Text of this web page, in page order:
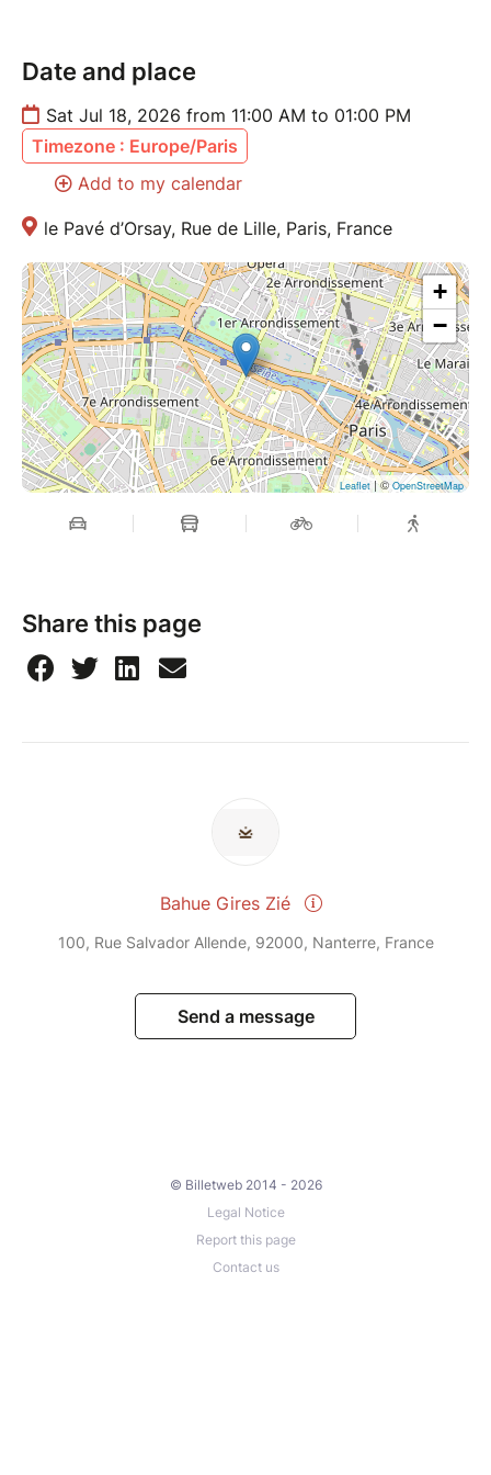
????️ Repars avec ta propre œuvre, créée de tes
mains.
À très vite
Date and place
Sat Jul 18, 2026 from 11:00 AM to 01:00 PM
Timezone : Europe/Paris
Add to my calendar
le Pavé d’Orsay, Rue de Lille, Paris, France
+
−
Leaflet | ©OpenStreetMap
Share this page
Bahue Gires Zié
100, Rue Salvador Allende, 92000, Nanterre, France
Send a message
© Billetweb 2014 - 2026
Legal Notice
Report this page
Contact us